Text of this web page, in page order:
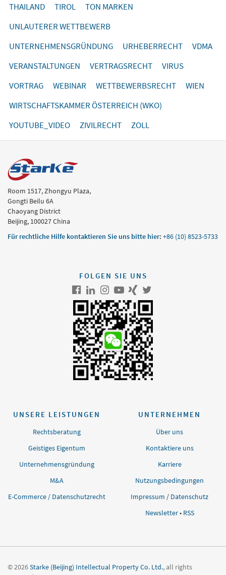
THAILAND
TIROL
TON MARKEN
UNLAUTERER WETTBEWERB
UNTERNEHMENSGRÜNDUNG
URHEBERRECHT
VDMA
VERANSTALTUNGEN
VERTRAGSRECHT
VIRUS
VORTRAG
WEBINAR WETTBEWERBSRECHT
WIEN
WIRTSCHAFTSKAMMER ÖSTERREICH (WKO)
YOUTUBE_VIDEO
ZIVILRECHT ZOLL
Room 1517, Zhongyu Plaza,
Gongti Beilu 6A
Chaoyang District
Beijing, 100027 China
Für rechtliche Hilfe kontaktieren Sie uns bitte hier: +86 (10) 8523-5733
FOLGEN SIE UNS
UNSERE LEISTUNGEN
Rechtsberatung
Geistiges Eigentum
Unternehmensgründung
M&A
E-Commerce / Datenschutzrecht
UNTERNEHMEN
Über uns
Kontaktiere uns
Karriere
Nutzungsbedingungen
Impressum / Datenschutz
Newsletter• RSS
© 2026Starke (Beijing) Intellectual Property Co. Ltd., all rights